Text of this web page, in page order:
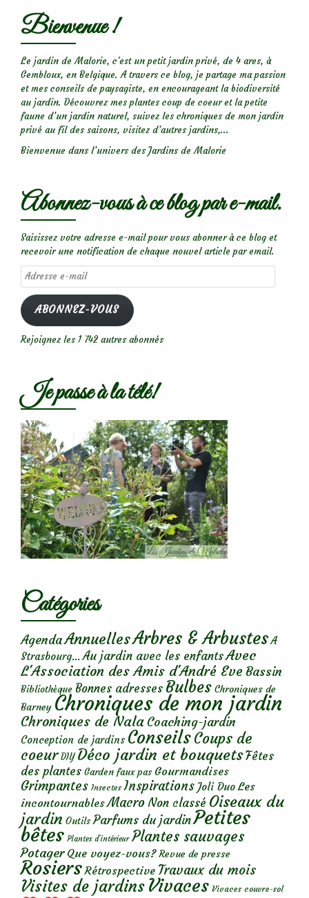
Bienvenue !
Le jardin de Malorie, c'est un petit jardin privé, de 4 ares, à
Gembloux, en Belgique. A travers ce blog, je partage ma passion
et mes conseils de paysagiste, en encourageant la biodiversité
au jardin. Découvrez mes plantes coup de coeur et la petite
faune d’un jardin naturel, suivez les chroniques de mon jardin
privé au fil des saisons, visitez d’autres jardins,...
Bienvenue dans l’univers des Jardins de Malorie
Abonnez-vous à ce blog par e-mail.
Saisissez votre adresse e-mail pour vous abonner à ce blog et
recevoir une notification de chaque nouvel article par email.
Adresse
e-
mail
ABONNEZ-VOUS
Rejoignez les 1 742 autres abonnés
Je passe à la télé!
Catégories
AgendaAnnuellesArbres & Arbustes A
Strasbourg... Au jardin avec les enfantsAvec
L'Association des Amis d'André Eve Bassin
Bibliothèque Bonnes adresses Bulbes Chroniques de
Barney Chroniques de mon jardin
Chroniques de Nala Coaching-jardin
Conception de jardins ConseilsCoups de
coeur DIY Déco jardin et bouquetsFêtes
des plantes Garden faux pas Gourmandises
Grimpantes Insectes Inspirations Joli Duo Les
incontournables Macro Non classé Oiseaux du
jardin Outils Parfums du jardinPetites
bêtes Plantes d’intérieur Plantes sauvages
Potager Que voyez-vous? Revue de presse
Rosiers Rétrospective Travaux du mois
Visites de jardins Vivaces Vivaces couvre-sol